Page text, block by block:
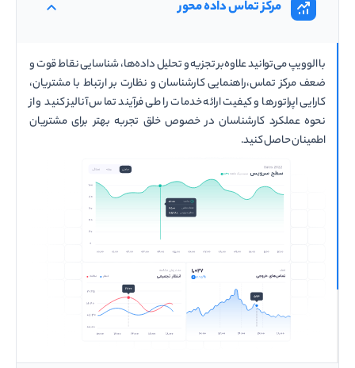
مرکز تماس داده محور
با الوویپ می‌توانید علاوه‌بر تجزیه و تحلیل داده‌ها، شناسایی نقاط قوت و
ضعف مرکز تماس،راهنمایی کارشناسان و نظارت بر ارتباط با مشتریان،
کارایی اپراتورها و کیفیت ارائه خدمات را طی فرآیند تماس آنالیز کنید و از
نحوه عملکرد کارشناسان در خصوص خلق تجربه بهتر برای مشتریان
اطمینان حاصل کنید.